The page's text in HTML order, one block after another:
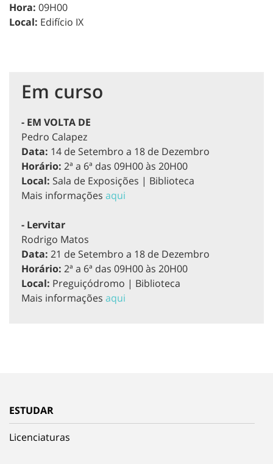
Hora: 09H00
Local: Edifício IX
Em curso
- EM VOLTA DE
Pedro Calapez
Data: 14 de Setembro a 18 de Dezembro
Horário: 2ª a 6ª das 09H00 às 20H00
Local: Sala de Exposições | Biblioteca
Mais informações aqui
- Lervitar
Rodrigo Matos
Data: 21 de Setembro a 18 de Dezembro
Horário: 2ª a 6ª das 09H00 às 20H00
Local: Preguiçódromo | Biblioteca
Mais informações aqui
ESTUDAR
Licenciaturas